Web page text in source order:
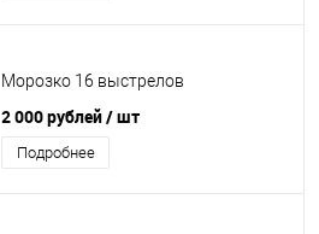
Морозко 16 выстрелов
2 000 рублей/ шт
Подробнее